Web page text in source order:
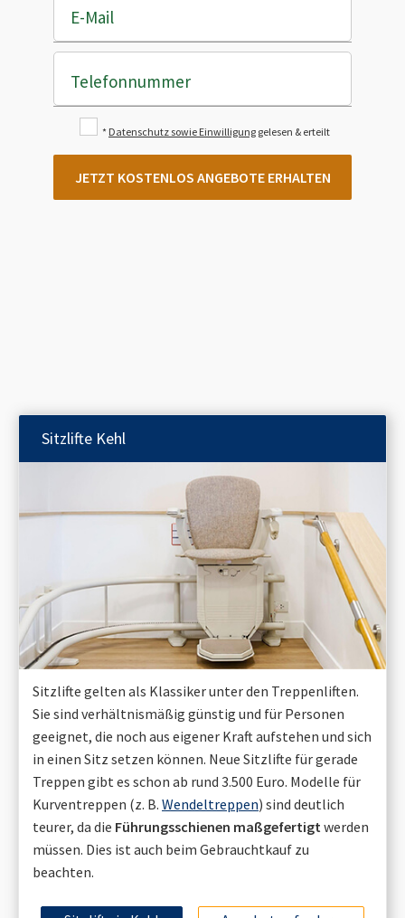
E-Mail
Telefonnummer
* Datenschutz sowie Einwilligung gelesen & erteilt
JETZT KOSTENLOS ANGEBOTE ERHALTEN
Sitzlifte Kehl
Sitzlifte gelten als Klassiker unter den Treppenliften.
Sie sind verhältnismäßig günstig und für Personen
geeignet, die noch aus eigener Kraft aufstehen und sich
in einen Sitz setzen können. Neue Sitzlifte für gerade
Treppen gibt es schon ab rund 3.500 Euro. Modelle für
Kurventreppen (z. B. Wendeltreppen) sind deutlich
teurer, da die Führungsschienen maßgefertigt werden
müssen. Dies ist auch beim Gebrauchtkauf zu
beachten.